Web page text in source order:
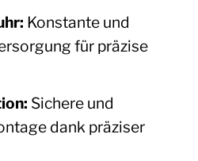
Konstante und
für präzise
Sichere und
dank präziser